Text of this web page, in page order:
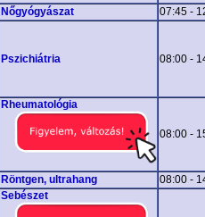
Nőgyógyászat 07:45 -
Pszichiátria 08:00 -
Rheumatológia
08:00 -
Röntgen, ultrahang
08:00 -
Sebészet